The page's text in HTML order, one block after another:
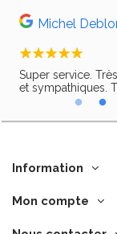
Michel
Super service.
et sympathiques.
Information
Mon compte